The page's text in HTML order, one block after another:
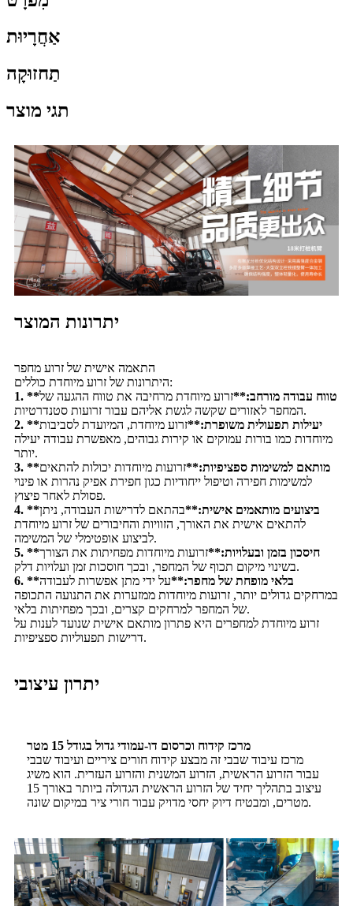
אַחֲרָיוּת
תַחזוּקָה
תגי מוצר
יתרונות המוצר
התאמה אישית של זרוע מחפר
היתרונות של זרוע מיוחדת כוללים:
1. **טווח עבודה מורחב:**זרוע מיוחדת מרחיבה את טווח ההגעה של
המחפר לאזורים שקשה לגשת אליהם עבור זרועות סטנדרטיות.
2. **יעילות תפעולית משופרת:**זרוע מיוחדת, המיועדת לסביבות
מיוחדות כמו בורות עמוקים או קירות גבוהים, מאפשרת עבודה יעילה
יותר.
3. **מותאם למשימות ספציפיות:**זרועות מיוחדות יכולות להתאים
למשימות חפירה וטיפול ייחודיות כגון חפירת אפיק נהרות או פינוי
פסולת לאחר פיצוץ.
4. **ביצועים מותאמים אישית:**בהתאם לדרישות העבודה, ניתן
להתאים אישית את האורך, הזוויות והחיבורים של זרוע מיוחדת
לביצוע אופטימלי של המשימה.
5. **חיסכון בזמן ובעלויות:**זרועות מיוחדות מפחיתות את הצורך
בשינוי מיקום תכוף של המחפר, ובכך חוסכות זמן ועלויות דלק.
6. **בלאי מופחת של מחפר:**על ידי מתן אפשרות לעבודה
במרחקים גדולים יותר, זרועות מיוחדות ממזערות את התנועה התכופה
של המחפר למרחקים קצרים, ובכך מפחיתות בלאי.
זרוע מיוחדת למחפרים היא פתרון מותאם אישית שנועד לענות על
דרישות תפעוליות ספציפיות.
יתרון עיצובי
מרכז קידוח וכרסום דו-עמודי גדול בגודל 15 מטר
מרכז עיבוד שבבי זה מבצע קידוח חורים ציריים ועיבוד שבבי
עבור הזרוע הראשית, הזרוע המשנית והזרוע העזרית. הוא משיג
עיצוב בתהליך יחיד של הזרוע הראשית הגדולה ביותר באורך 15
מטרים, ומבטיח דיוק יחסי מדויק עבור חורי ציר במיקום שונה.